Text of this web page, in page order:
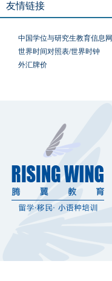
友情链接
中国学位与研究生教育信息网
世界时间对照表/世界时钟
外汇牌价